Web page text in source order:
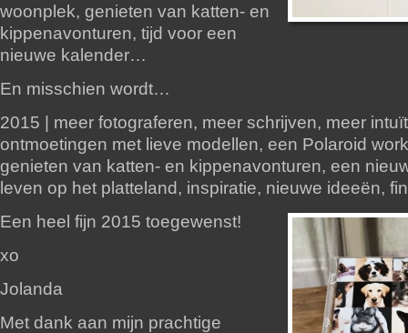
woonplek, genieten van katten- en
kippenavonturen, tijd voor een
nieuwe kalender…
En misschien wordt…
2015 | meer fotograferen, meer schrijven, meer
ontmoetingen met lieve modellen, een Polaroid
genieten van katten- en kippenavonturen, een
leven op het platteland, inspiratie, nieuwe ideeën,
Een heel fijn 2015 toegewenst!
xo
Jolanda
Met dank aan mijn prachtige